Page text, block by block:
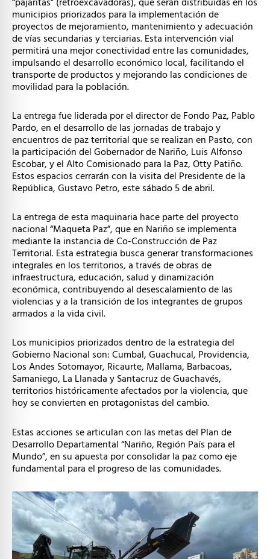
municipios priorizados para la implementación de
proyectos de mejoramiento, mantenimiento y adecuación
de vías secundarias y terciarias. Esta intervención vial
permitirá una mejor conectividad entre las comunidades,
impulsando el desarrollo económico local, facilitando el
transporte de productos y mejorando las condiciones de
movilidad para la población.
La entrega fue liderada por el director de Fondo Paz, Pablo
Pardo, en el desarrollo de las jornadas de trabajo y
encuentros de paz territorial que se realizan en Pasto, con
la participación del Gobernador de Nariño, Luis Alfonso
Escobar, y el Alto Comisionado para la Paz, Otty Patiño.
Estos espacios cerrarán con la visita del Presidente de la
República, Gustavo Petro, este sábado 5 de abril.
La entrega de esta maquinaria hace parte del proyecto
nacional “Maqueta Paz”, que en Nariño se implementa
mediante la instancia de Co-Construcción de Paz
Territorial. Esta estrategia busca generar transformaciones
integrales en los territorios, a través de obras de
infraestructura, educación, salud y dinamización
económica, contribuyendo al desescalamiento de las
violencias y a la transición de los integrantes de grupos
armados a la vida civil.
Los municipios priorizados dentro de la estrategia del
Gobierno Nacional son: Cumbal, Guachucal, Providencia,
Los Andes Sotomayor, Ricaurte, Mallama, Barbacoas,
Samaniego, La Llanada y Santacruz de Guachavés,
territorios históricamente afectados por la violencia, que
hoy se convierten en protagonistas del cambio.
Estas acciones se articulan con las metas del Plan de
Desarrollo Departamental “Nariño, Región País para el
Mundo”, en su apuesta por consolidar la paz como eje
fundamental para el progreso de las comunidades.